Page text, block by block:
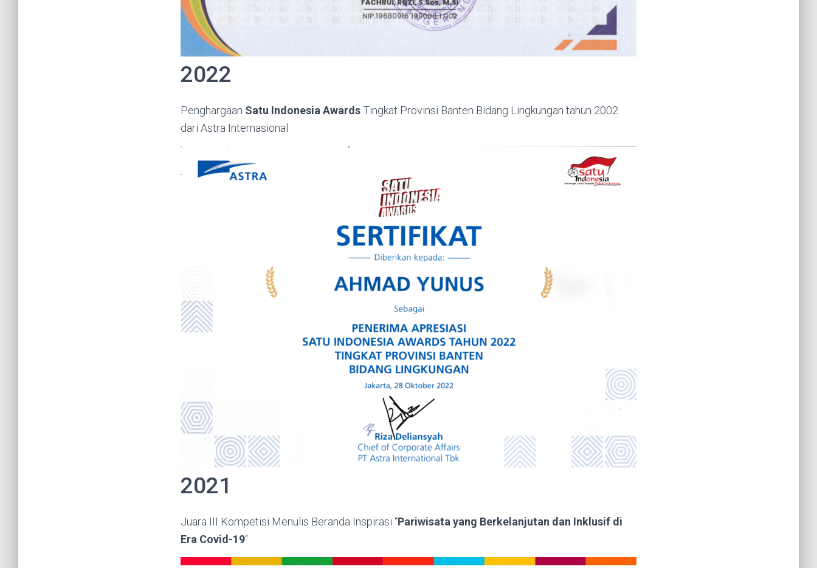
2022
Penghargaan Satu Indonesia AwardsTingkat Provinsi Banten Bidang Lingkungan tahun 2002
dari Astra Internasional
2021
Juara III Kompetisi Menulis Beranda Inspirasi “Pariwisata yang Berkelanjutan dan Inklusif di
Era Covid-19“